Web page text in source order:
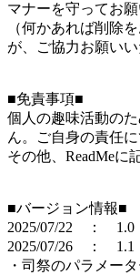
マナーを守ってお願
（何かあれば削除
が、ご協力お願いい
■免責事項■
個人の趣味活動の
ん。ご自身の責任
その他、ReadMeに
■バージョン情報■
2025/07/22 ：
2025/07/26 ：
・司祭のパラメー